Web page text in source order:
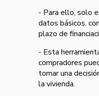
- Para ello, solo
datos básicos,
plazo de
- Esta
compradores
tomar una
la vivienda.